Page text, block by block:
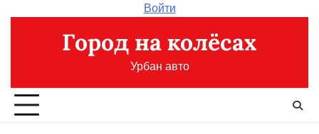
содержимому
Войти
Город на колёсах
Урбан авто